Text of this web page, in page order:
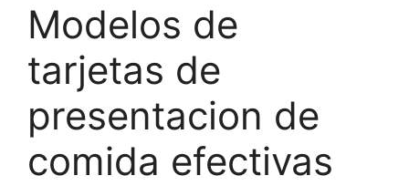
Modelos de
tarjetas de
presentacion de
comida efectivas